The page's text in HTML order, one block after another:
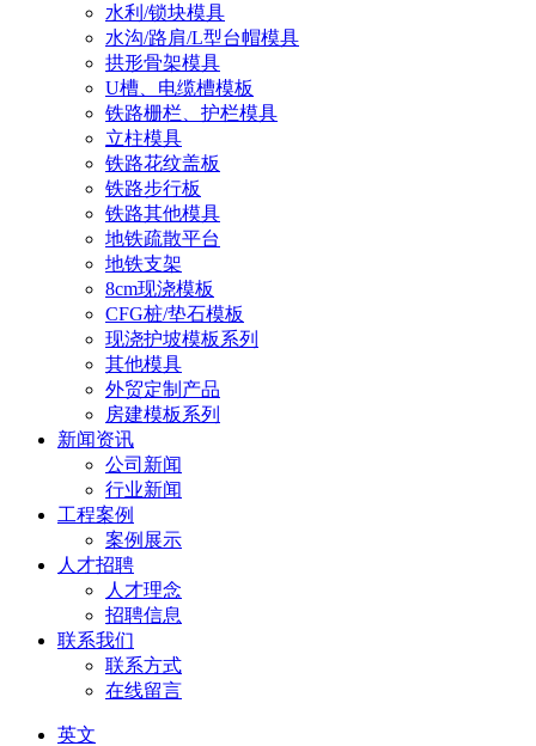
水利/锁块模具
水沟/路肩/L型台帽模具
拱形骨架模具
U槽、电缆槽模板
铁路栅栏、护栏模具
立柱模具
铁路花纹盖板
铁路步行板
铁路其他模具
地铁疏散平台
地铁支架
8cm现浇模板
CFG桩/垫石模板
现浇护坡模板系列
其他模具
外贸定制产品
房建模板系列
新闻资讯
公司新闻
行业新闻
工程案例
案例展示
人才招聘
人才理念
招聘信息
联系我们
联系方式
在线留言
英文